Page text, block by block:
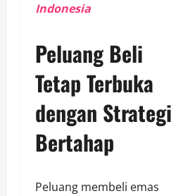
Indonesia
Peluang Beli
Tetap Terbuka
dengan Strategi
Bertahap
Peluang membeli emas